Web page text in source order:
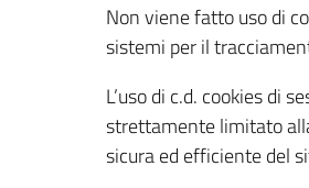
Non viene fatto uso di
sistemi per il
L’uso di c.d. cookies di
strettamente limitato
sicura ed efficiente del